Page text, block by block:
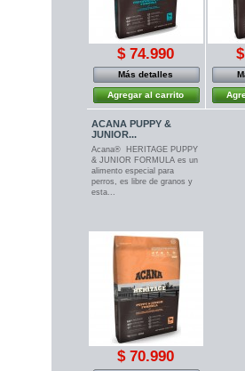
$ 74.990
Más detalles
Agregar al carrito
ACANA PUPPY &
JUNIOR...
Acana® HERITAGE PUPPY
& JUNIOR FORMULA es un
alimento especial para
perros, es libre de granos y
esta...
$ 70.990